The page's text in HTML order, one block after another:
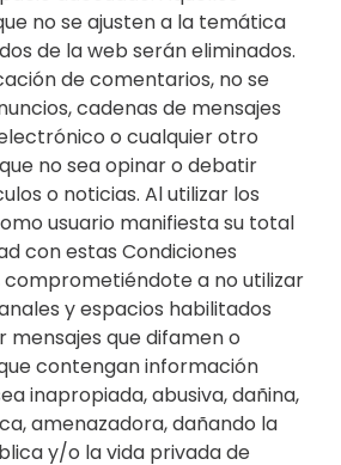
no se ajusten a la temática
de la web serán eliminados.
de comentarios, no se
cadenas de mensajes
o cualquier otro
no sea opinar o debatir
o noticias. Al utilizar los
usuario manifiesta su total
con estas Condiciones
comprometiéndote a no utilizar
y espacios habilitados
mensajes que difamen o
contengan información
inapropiada, abusiva, dañina,
amenazadora, dañando la
y/o la vida privada de